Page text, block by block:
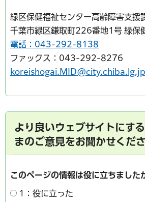
緑区保健福祉センター高齢障害支援
千葉市緑区鎌取町226番地1号 緑保
電話：043-292-8138
ファックス：043-292-8276
koreishogai.MID@city.chiba.lg.jp
より良いウェブサイトにす
まのご意見をお聞かせくだ
このページの情報は役に立ちました
1：役に立った